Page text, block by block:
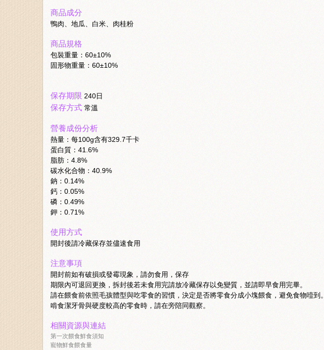
商品成分
鴨肉、地瓜、白米、肉桂粉
商品規格
包裝重量：60±10%
固形物重量：60±10%
保存期限 240日
保存方式 常溫
營養成份分析
熱量：每100g含有329.7千卡
蛋白質：41.6%
脂肪：4.8%
碳水化合物：40.9%
鈉：0.14%
鈣：0.05%
磷：0.49%
鉀：0.71%
使用方式
開封後請冷藏保存並儘速食用
注意事項
開封前如有破損或發霉現象，請勿食用，保存
期限內可退回更換，拆封後若未食用完請放冷藏保存以免變質，並請即早食用完畢。
請在餵食前依照毛孩體型與吃零食的習慣，決定是否將零食分成小塊餵食，避免食物噎到。
啃食潔牙骨與硬度較高的零食時，請在旁陪同觀察。
相關資源與連結
第一次餵食鮮食須知
寵物鮮食餵食量